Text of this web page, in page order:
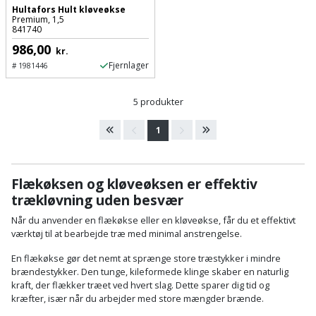
terrassebrædder
Lecablokke
og
fundablokke
Murbinder
Murpap
og
murfolie
Mursten
Høvl
Kiler
Koben
Kridtsnor
Lærlingesæt
Landmålerstok
Detektor
Diamantskæremaskine
Excentersliber
Excenterslibertilbehør
Fedtsprøjte
Flamingoskærer
Robotplæneklipper
Robotplæneklipper
tilbehør
/
mosfjerner
Vinduesvasker
Drivhustilbehør
Elartikler
Flagstænger
Fuglefoderhus
Garderobe
opbevaring
Gavekort
Grill
Hultafors Hult kløveøkse
Premium, 1,5
841740
986,00 kr.
#1981446 Fjernlager
5 produkter
1
Flækøksen og kløveøksen er effektiv
trækløvning uden besvær
Når du anvender en flækøkse eller en kløveøkse, får du et effektivt
værktøj til at bearbejde træ med minimal anstrengelse.
En flækøkse gør det nemt at sprænge store træstykker i mindre
brændestykker. Den tunge, kileformede klinge skaber en naturlig
kraft, der flækker træet ved hvert slag. Dette sparer dig tid og
kræfter, især når du arbejder med store mængder brænde.